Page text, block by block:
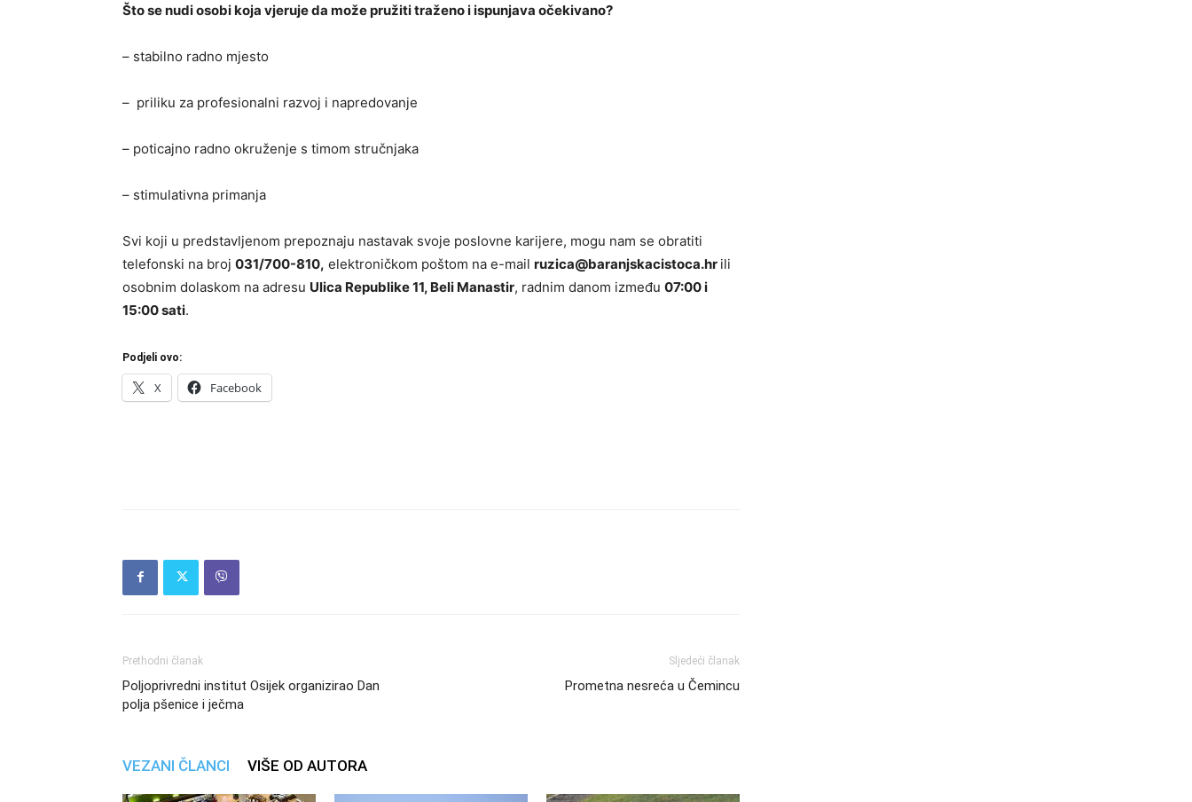
Što se nudi osobi koja vjeruje da može pružiti traženo i ispunjava očekivano?
– stabilno radno mjesto
– priliku za profesionalni razvoj i napredovanje
– poticajno radno okruženje s timom stručnjaka
– stimulativna primanja
Svi koji u predstavljenom prepoznaju nastavak svoje poslovne karijere, mogu nam se obratiti
telefonski na broj 031/700-810, elektroničkom poštom na e-mail ruzica@baranjskacistoca.hr ili
osobnim dolaskom na adresu Ulica Republike 11, Beli Manastir, radnim danom između 07:00 i
15:00 sati.
Podjeli ovo:
X Facebook
Prethodni članak
Poljoprivredni institut Osijek organizirao Dan
polja pšenice i ječma
Sljedeći članak
Prometna nesreća u Čemincu
VEZANI ČLANCI VIŠE OD AUTORA